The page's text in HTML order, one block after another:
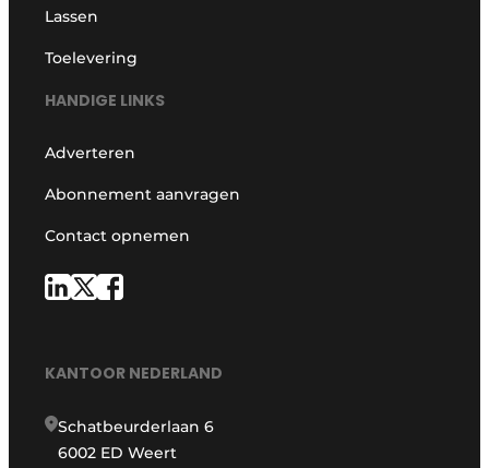
Lassen
Toelevering
HANDIGE LINKS
Adverteren
Abonnement aanvragen
Contact opnemen
KANTOOR NEDERLAND
Schatbeurderlaan 6
6002 ED Weert